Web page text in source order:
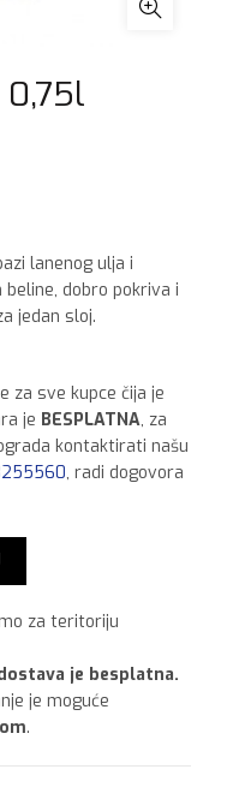
0,75l
lanenog ulja i
dobro pokriva i
jedan sloj.
za sve kupce čija je
je BESPLATNA, za
kontaktirati našu
, radi dogovora
za teritoriju
je besplatna.
je moguće
.